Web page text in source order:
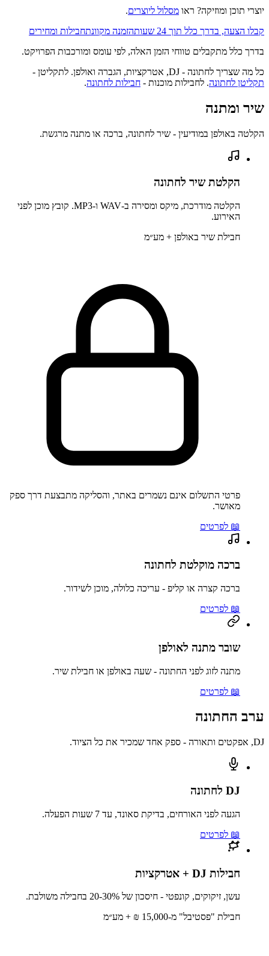
יוצרי תוכן ומוזיקה? ראו מסלול ליוצרים.
קבלו הצעה, בדרך כלל תוך 24 שעות
הזמנה מקוונתחבילות ומחירים
בדרך כלל מתקבלים טווחי הזמן האלה, לפי עומס ומורכבות הפרויקט.
כל מה שצריך לחתונה - DJ, אטרקציות, הגברה ואולפן. לתקליטן -
תקליטן לחתונה. לחבילות מוכנות - חבילות לחתונה.
שיר ומתנה
הקלטה באולפן במודיעין - שיר לחתונה, ברכה או מתנה מרגשת.
הקלטת שיר לחתונה
הקלטה מודרכת, מיקס ומסירה ב-WAV ו-MP3. קובץ מוכן לפני
האירוע.
חבילת שיר באולפן + מע״מ
פרטי התשלום אינם נשמרים באתר, והסליקה מתבצעת דרך ספק
מאושר.
📖 לפרטים
ברכה מוקלטת לחתונה
ברכה קצרה או קליפ - עריכה כלולה, מוכן לשידור.
📖 לפרטים
שובר מתנה לאולפן
מתנה לזוג לפני החתונה - שעה באולפן או חבילת שיר.
📖 לפרטים
ערב החתונה
DJ, אפקטים ותאורה - ספק אחד שמכיר את כל הציוד.
DJ לחתונה
הגעה לפני האורחים, בדיקת סאונד, עד 7 שעות הפעלה.
📖 לפרטים
חבילות DJ + אטרקציות
עשן, זיקוקים, קונפטי - חיסכון של 20-30% בחבילה משולבת.
חבילת "פסטיבל" מ-15,000 ₪ + מע״מ